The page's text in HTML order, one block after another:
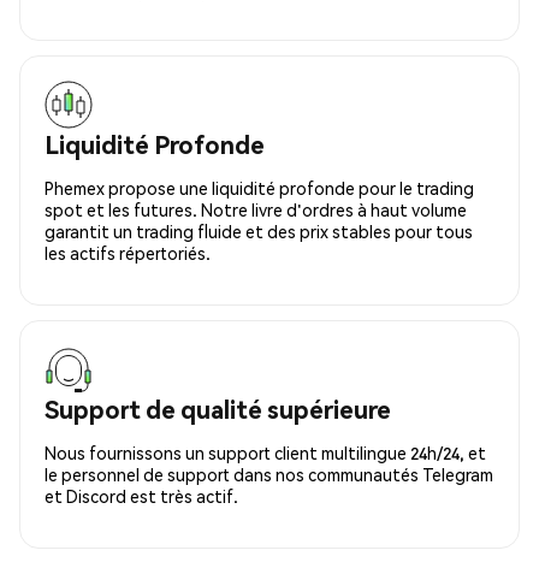
Liquidité Profonde
Phemex propose une liquidité profonde pour le trading
spot et les futures. Notre livre d'ordres à haut volume
garantit un trading fluide et des prix stables pour tous
les actifs répertoriés.
Support de qualité supérieure
Nous fournissons un support client multilingue 24h/24, et
le personnel de support dans nos communautés Telegram
et Discord est très actif.